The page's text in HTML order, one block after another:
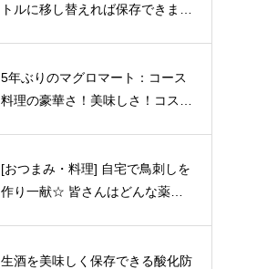
トルに移し替えれば保存できます
5年ぶりのマグロマート：コース
料理の豪華さ！美味しさ！コスパ
[おつまみ・料理] 自宅で鳥刺しを
作り一献☆ 皆さんはどんな薬味
生酒を美味しく保存できる酸化防